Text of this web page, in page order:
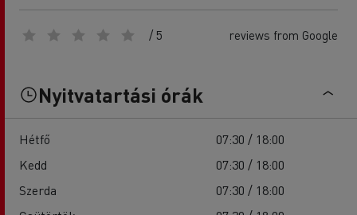
/ 5 reviews from Google
Nyitvatartási órák
Hétfő
07:30 / 18:00
Kedd
07:30 / 18:00
Szerda
07:30 / 18:00